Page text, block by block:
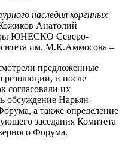
наследия коренных
Анатолий
ЮНЕСКО Северо-
им. М.К.Аммосова –
предложенные
резолюции, и после
согласовали их
обсуждение Нарьян-
а также определение
заседания Комитета
Форума.